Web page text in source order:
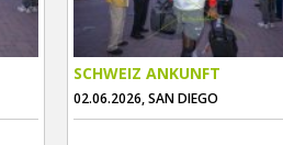
SCHWEIZ ANKUNFT
02.06.2026, SAN DIEGO